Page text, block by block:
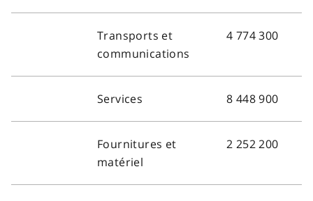
Transports et
communications
4 774 300
Services 8 448 900
Fournitures et
matériel
2 252 200